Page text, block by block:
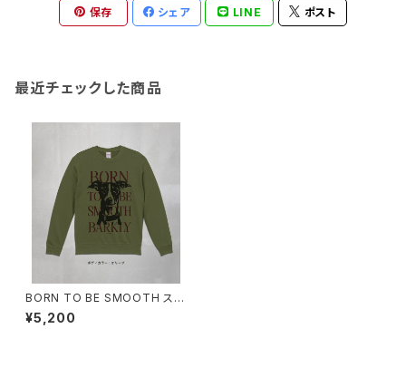
保存 シェア LINE ポスト
最近チェックした商品
BORN TO BE SMOOTH スウ
ェット : Aタイプ（ハチワレフェイ
ス）
¥5,200